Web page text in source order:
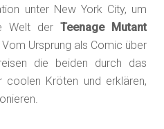
unter New York City, um
Welt derTeenage Mutant
Ursprung als Comic über
die beiden durch das
coolen Kröten und erklären,